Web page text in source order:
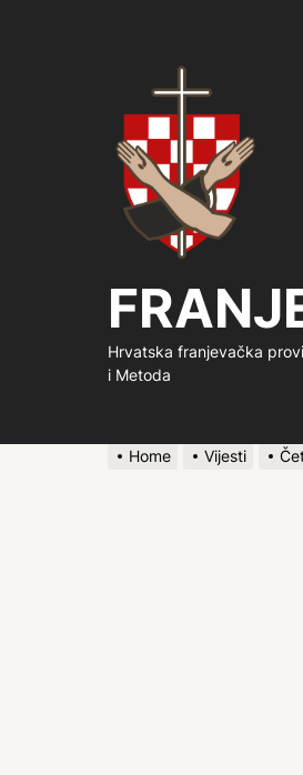
Hrvatska franjevačka
i Metoda
Home Vijesti